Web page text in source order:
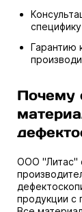
Гарантию
Почему
ООО "Литас"
продукции с